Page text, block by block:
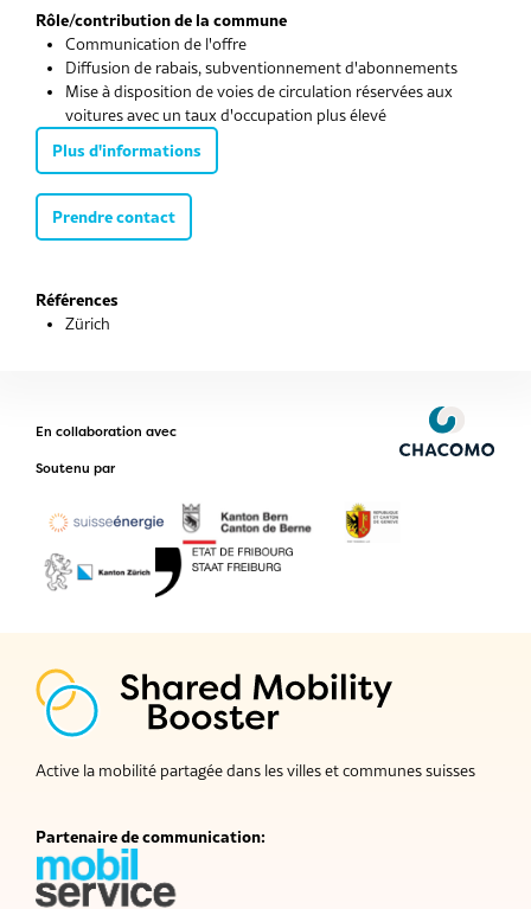
Rôle/contribution de la commune
Communication de l'offre
Diffusion de rabais, subventionnement d'abonnements
Mise à disposition de voies de circulation réservées aux
voitures avec un taux d'occupation plus élevé
Plus d'informations
Prendre contact
Références
Zürich
En collaboration avec
Soutenu par
Active la mobilité partagée dans les villes et communes suisses
Partenaire de communication: